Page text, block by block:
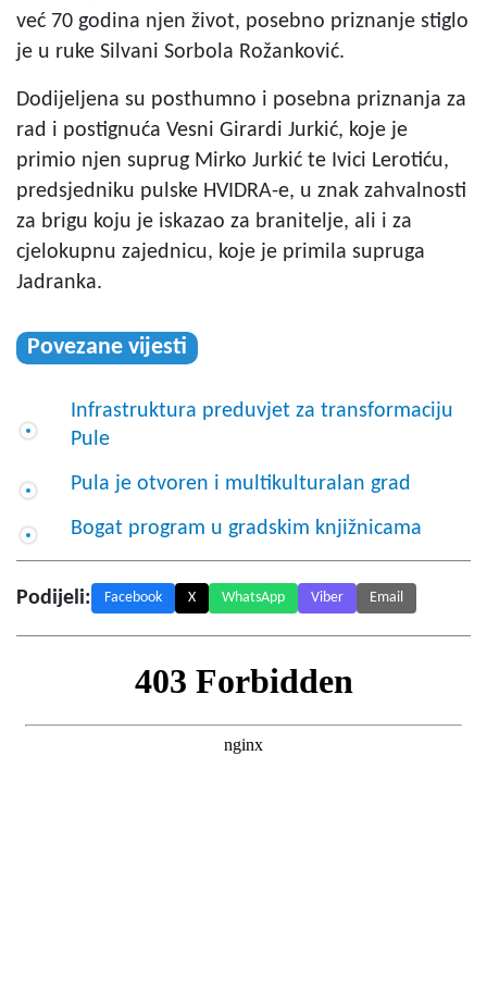
već 70 godina njen život, posebno priznanje stiglo
je u ruke Silvani Sorbola Rožanković.
Dodijeljena su posthumno i posebna priznanja za
rad i postignuća Vesni Girardi Jurkić, koje je
primio njen suprug Mirko Jurkić te Ivici Lerotiću,
predsjedniku pulske HVIDRA-e, u znak zahvalnosti
za brigu koju je iskazao za branitelje, ali i za
cjelokupnu zajednicu, koje je primila supruga
Jadranka.
Povezane vijesti
Infrastruktura preduvjet za transformaciju
Pule
Pula je otvoren i multikulturalan grad
Bogat program u gradskim knjižnicama
Podijeli: Facebook X WhatsApp Viber Email